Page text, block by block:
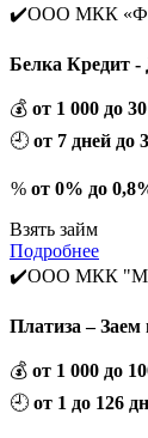
✔️ООО МКК
Белка Кредит -
💰 от 1 000 до
🕘 от 7 дней до
% от 0% до
Взять займ
Подробнее
✔️ООО МКК
Платиза – Заем
💰 от 1 000 до
🕘 от 1 до 126